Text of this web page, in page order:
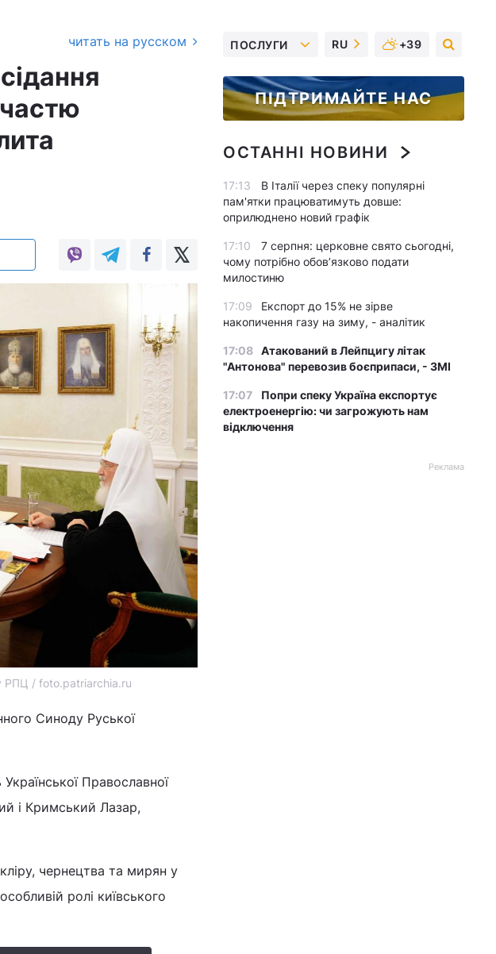
читать на русском
РПЦ / foto.patriarchia.ru
Синоду Руської
Православної
і Кримський Лазар,
чернецтва та мирян у
ролі київського
ПОСЛУГИ RU +39
ПІДТРИМАЙТЕ НАС
ОСТАННІ НОВИНИ
17:13
В Італії через спеку популярні
пам'ятки працюватимуть довше:
оприлюднено новий графік
17:10
7 серпня: церковне свято сьогодні,
чому потрібно обов’язково подати
милостиню
17:09
Експорт до 15% не зірве
накопичення газу на зиму, - аналітик
17:08 Атакований в Лейпцигу літак
"Антонова" перевозив боєприпаси, - ЗМІ
17:07
Попри спеку Україна експортує
електроенергію: чи загрожують нам
відключення
Реклама